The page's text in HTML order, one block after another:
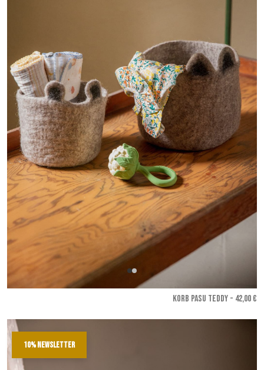
KORB PASU TEDDY - 42,00 €
10% newsletter